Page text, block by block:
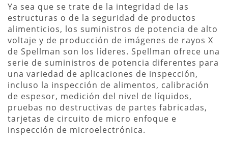
Ya sea que se trate de la integridad de las
estructuras o de la seguridad de productos
alimenticios, los suministros de potencia de alto
voltaje y de producción de imágenes de rayos X
de Spellman son los líderes. Spellman ofrece una
serie de suministros de potencia diferentes para
una variedad de aplicaciones de inspección,
incluso la inspección de alimentos, calibración
de espesor, medición del nivel de líquidos,
pruebas no destructivas de partes fabricadas,
tarjetas de circuito de micro enfoque e
inspección de microelectrónica.